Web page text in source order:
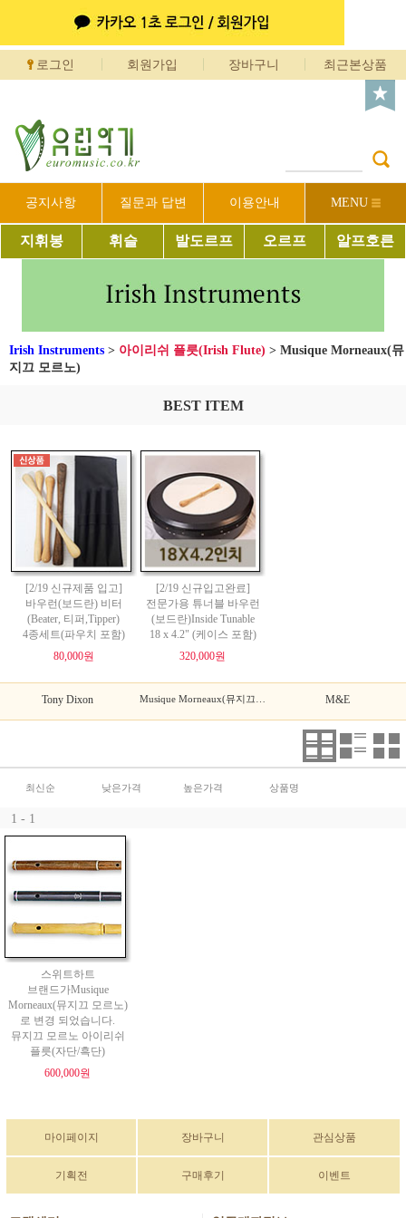
로그인 회원가입 장바구니 최근본상품
공지사항 질문과 답변 이용안내 MENU
지휘봉 휘슬 발도르프 오르프 알프호른
Irish Instruments > 아이리쉬 플릇(Irish Flute) > Musique Morneaux(뮤
지끄 모르노)
BEST ITEM
[2/19 신규제품 입고]
바우런(보드란) 비터
(Beater, 티퍼,Tipper)
4종세트(파우치 포함)
80,000원
[2/19 신규입고완료]
전문가용 튜너블 바우런
(보드란)Inside Tunable
18 x 4.2" (케이스 포함)
320,000원
Tony Dixon M&E
최신순 낮은가격 높은가격 상품명
1 - 1
스위트하트
브랜드가Musique
Morneaux(뮤지끄 모르노)
로 변경 되었습니다.
뮤지끄 모르노 아이리쉬
플릇(자단/흑단)
600,000원
마이페이지 장바구니 관심상품
기획전 구매후기 이벤트